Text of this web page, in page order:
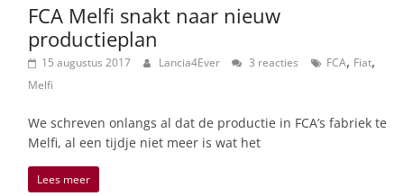
FCA Melfi snakt naar nieuw
productieplan
15 augustus 2017 Lancia4Ever 3 reacties FCA, Fiat,
Melfi
We schreven onlangs al dat de productie in FCA’s fabriek te
Melfi, al een tijdje niet meer is wat het
Lees meer